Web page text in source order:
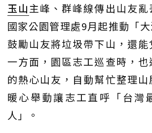
玉山主峰、群峰線傳出山友亂
國家公園管理處9月起推動「大
鼓勵山友將垃圾帶下山，還能
一方面，園區志工巡查時，也
的熱心山友，自動幫忙整理山
暖心舉動讓志工直呼「台灣
人」。